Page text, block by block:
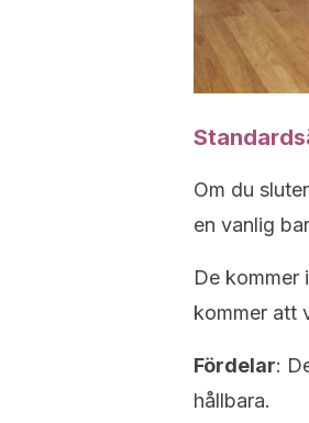
Om du
en vanlig
De kommer
kommer att
Fördelar:
hållbara.